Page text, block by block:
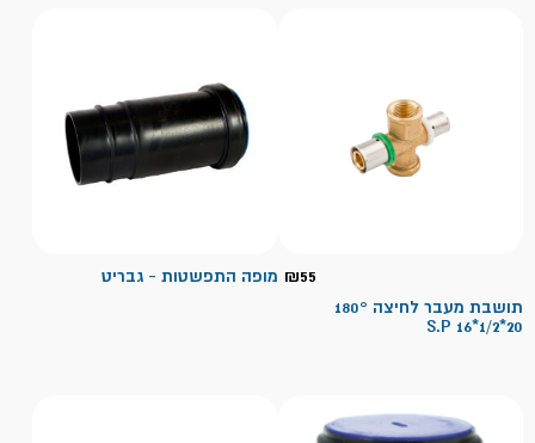
₪55
תושבת מעבר לחיצה 180°
20*1/2*16 S.P
מופה התפשטות - גבריט